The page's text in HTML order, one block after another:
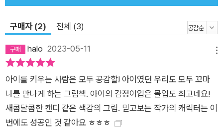
고 평화롭다. 《맙소사, 나의 나쁜 하루》는 짜증 나는 일들과 부정
적인 감정을 보여 주는 데서 그치지 않고 마침내 행복한 내일에
대한 기대를 꿈꾸게 하며 어린이의 마음을 한 뼘 더 성장시키는
이야기다. ”나쁜 하루에도 좋은 순간은 있어“라는, 더 나은 내일
을 위한 행복한 주문이 어린이들 마음에 오래오래 빛을 비춰 주기
를. ?”시리얼은 물컹물컹. 두 주먹은 불끈불끈.“ 운율과 유머로
가득 찬 재미있는 문장들, 함께 소리 내어 읽기 좋은 그림책 이 작
품은 한 편의 동시와도 같다. ”아“라는 감탄사로 시작해 ”아
아“라는 감탄사로 마무리되는 모든 구절, 영리하게 대구를 이루
구매자 (2) 전체 (3)
halo 2023-05-11
아이를 키우는 사람은 모두 공감할! 아이였던 우리도 모두 꼬마
나를 만나게 하는 그림책. 아이의 감정이입은 몰입도 최고네요!
새콤달콤한 캔디 같은 색감의 그림. 믿고보는 작가의 캐릭터는 이
번에도 성공인 것 같아요 ㅎㅎㅎ